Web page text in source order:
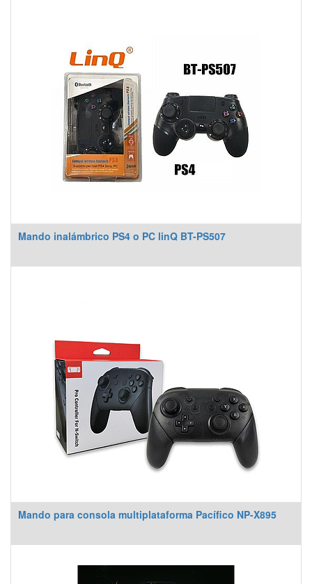
Mando inalámbrico PS4 o PC linQ BT-PS507
Mando para consola multiplataforma Pacífico NP-X895